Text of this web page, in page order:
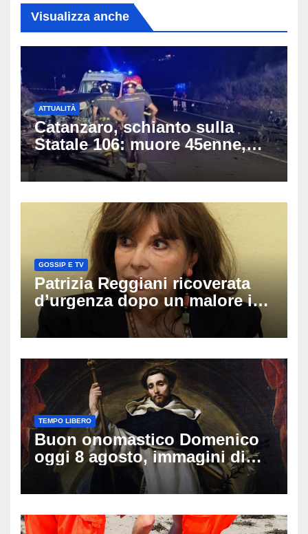
Visualizza anche
ATTUALITÀ
Catanzaro, schianto sulla
Statale 106: muore 45enne,
coinvolti un’auto, un suv e
una moto
GOSSIP E TV
Patrizia Reggiani ricoverata
d’urgenza dopo un malore in
vacanza: come sta oggi l’ex
Lady Gucci
TEMPO LIBERO
Buon onomastico Domenico
oggi 8 agosto, immagini di
auguri da condividere